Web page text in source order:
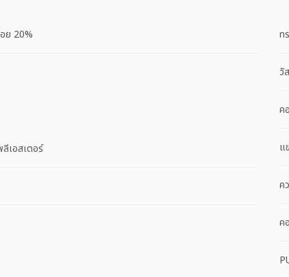
ย 20% ท
วั
ค
แ
ค
ค
เอสเตอร์